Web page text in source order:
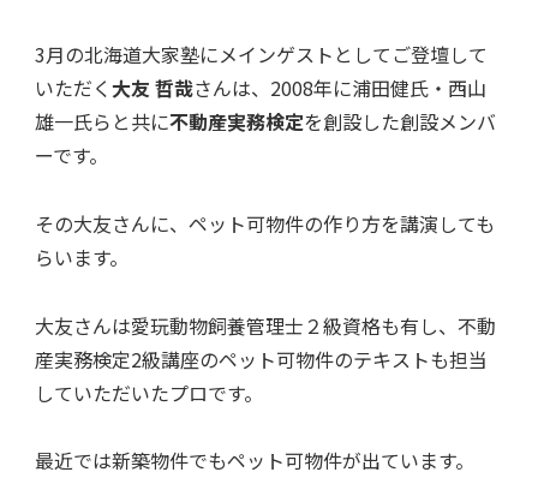
3月の北海道大家塾にメインゲストとしてご登壇して
いただく 大友 哲哉さんは、2008年に浦田健氏・西山
雄一氏らと共に不動産実務検定を創設した創設メンバ
ーです。
その大友さんに、ペット可物件の作り方を講演しても
らいます。
大友さんは愛玩動物飼養管理士２級資格も有し、不動
産実務検定2級講座のペット可物件のテキストも担当
していただいたプロです。
最近では新築物件でもペット可物件が出ています。